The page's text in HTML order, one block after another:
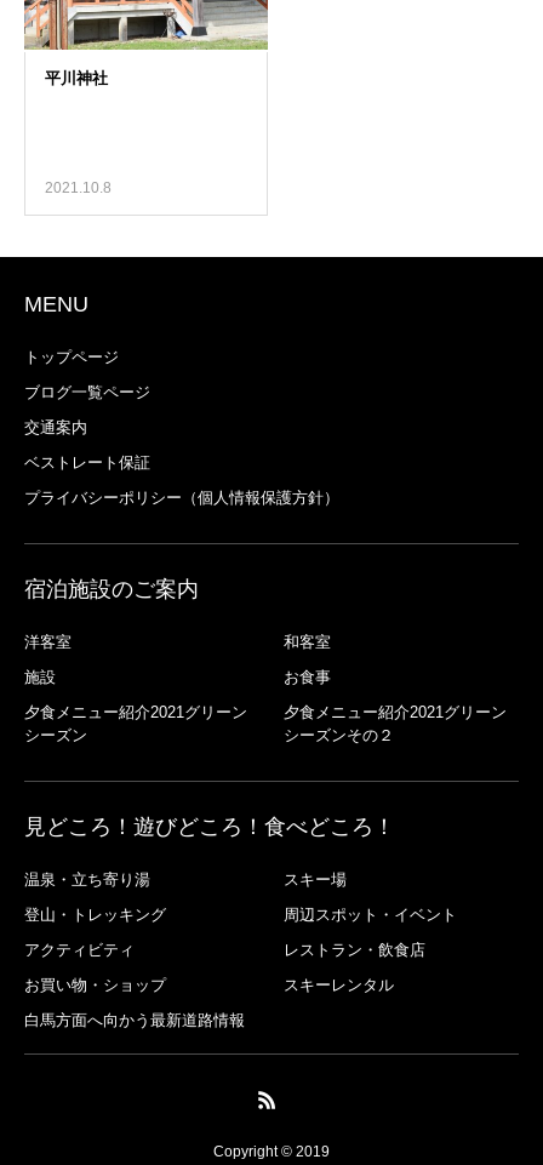
2021.10.8
MENU
トップページ
ブログ一覧ページ
交通案内
ベストレート保証
プライバシーポリシー（個人情報保護方針）
宿泊施設のご案内
洋客室
和客室
施設
お食事
夕食メニュー紹介2021グリーン
シーズン
夕食メニュー紹介2021グリーン
シーズンその２
見どころ！遊びどころ！食べどころ！
温泉・立ち寄り湯
スキー場
登山・トレッキング
周辺スポット・イベント
アクティビティ
レストラン・飲食店
お買い物・ショップ
スキーレンタル
白馬方面へ向かう最新道路情報
Copyright © 2019